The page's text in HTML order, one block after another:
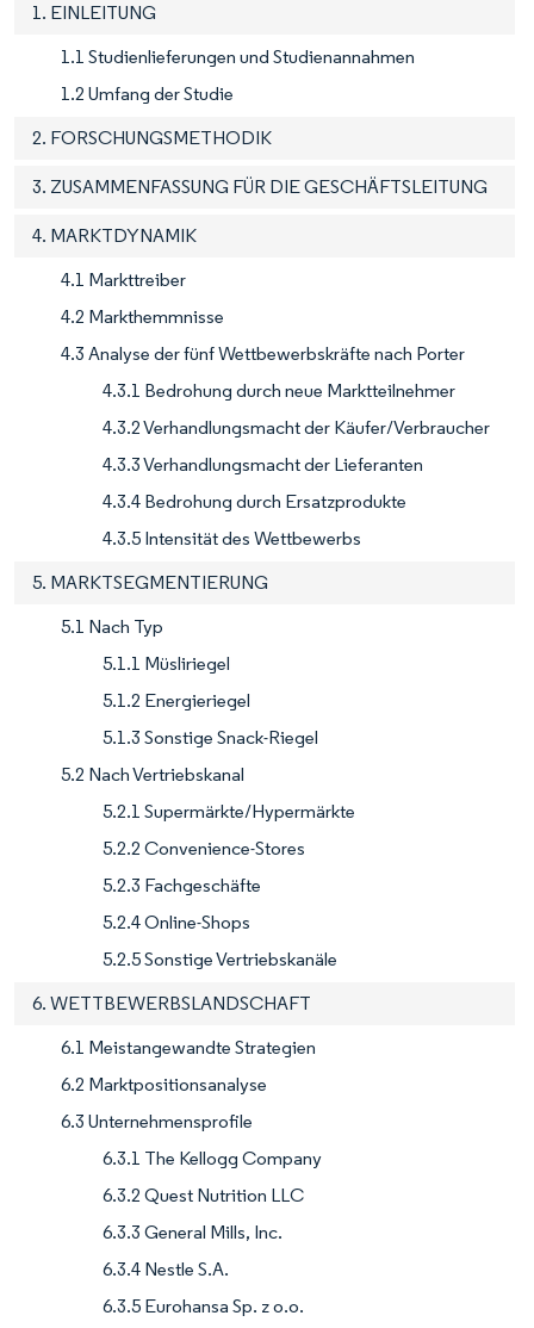
1. EINLEITUNG
1.1 Studienlieferungen und Studienannahmen
1.2 Umfang der Studie
2. FORSCHUNGSMETHODIK
3. ZUSAMMENFASSUNG FÜR DIE GESCHÄFTSLEITUNG
4. MARKTDYNAMIK
4.1 Markttreiber
4.2 Markthemmnisse
4.3 Analyse der fünf Wettbewerbskräfte nach Porter
4.3.1 Bedrohung durch neue Marktteilnehmer
4.3.2 Verhandlungsmacht der Käufer/Verbraucher
4.3.3 Verhandlungsmacht der Lieferanten
4.3.4 Bedrohung durch Ersatzprodukte
4.3.5 Intensität des Wettbewerbs
5. MARKTSEGMENTIERUNG
5.1 Nach Typ
5.1.1 Müsliriegel
5.1.2 Energieriegel
5.1.3 Sonstige Snack-Riegel
5.2 Nach Vertriebskanal
5.2.1 Supermärkte/Hypermärkte
5.2.2 Convenience-Stores
5.2.3 Fachgeschäfte
5.2.4 Online-Shops
5.2.5 Sonstige Vertriebskanäle
6. WETTBEWERBSLANDSCHAFT
6.1 Meistangewandte Strategien
6.2 Marktpositionsanalyse
6.3 Unternehmensprofile
6.3.1 The Kellogg Company
6.3.2 Quest Nutrition LLC
6.3.3 General Mills, Inc.
6.3.4 Nestle S.A.
6.3.5 Eurohansa Sp. z o.o.